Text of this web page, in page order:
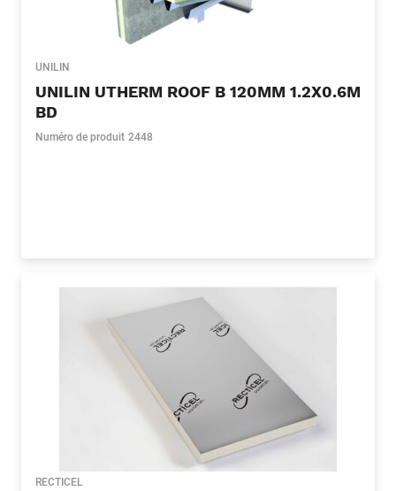
UNILIN
UNILIN UTHERM ROOF B 120MM 1.2X0.6M
BD
Numéro de produit 2448
RECTICEL